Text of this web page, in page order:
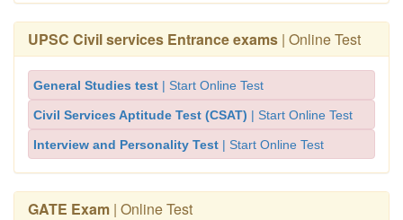
UPSC Civil services Entrance exams | Online Test
General Studies test | Start Online Test
Civil Services Aptitude Test (CSAT) | Start Online Test
Interview and Personality Test | Start Online Test
GATE Exam | Online Test